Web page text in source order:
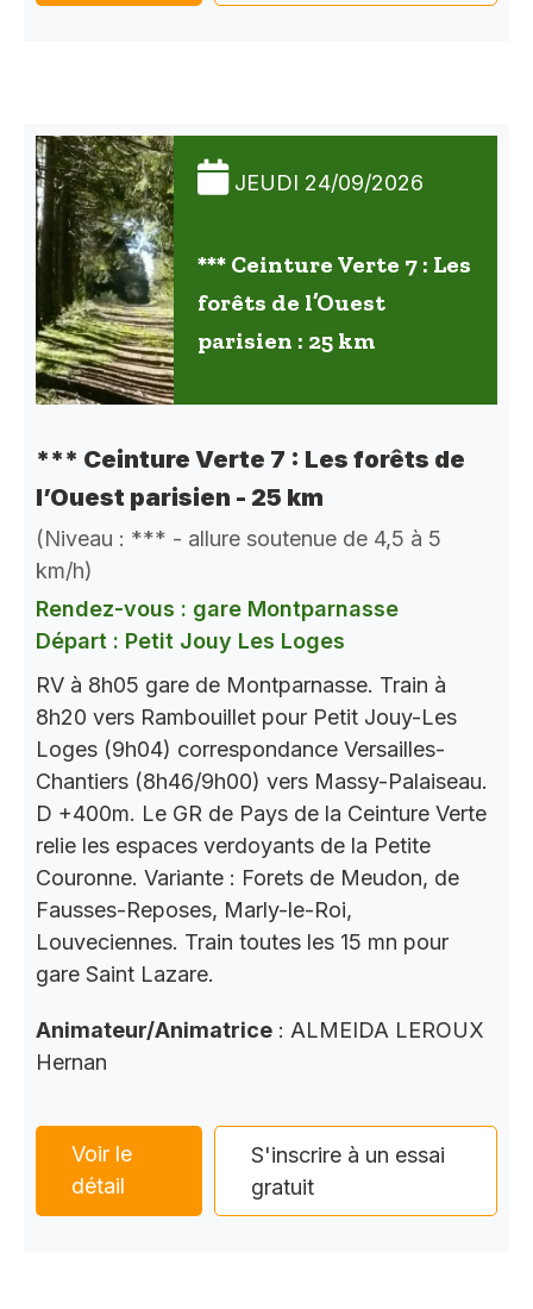
JEUDI 24/09/2026
*** Ceinture Verte 7 : Les
forêts de l’Ouest
parisien : 25 km
*** Ceinture Verte 7 : Les forêts de
l’Ouest parisien - 25 km
(Niveau : *** - allure soutenue de 4,5 à 5
km/h)
Rendez-vous : gare Montparnasse
Départ : Petit Jouy Les Loges
RV à 8h05 gare de Montparnasse. Train à
8h20 vers Rambouillet pour Petit Jouy-Les
Loges (9h04) correspondance Versailles-
Chantiers (8h46/9h00) vers Massy-Palaiseau.
D +400m. Le GR de Pays de la Ceinture Verte
relie les espaces verdoyants de la Petite
Couronne. Variante : Forets de Meudon, de
Fausses-Reposes, Marly-le-Roi,
Louveciennes. Train toutes les 15 mn pour
gare Saint Lazare.
Animateur/Animatrice : ALMEIDA LEROUX
Hernan
Voir le
détail
S'inscrire à un essai
gratuit